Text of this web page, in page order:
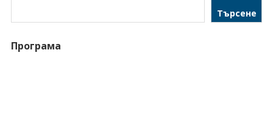
Търсене
Програма